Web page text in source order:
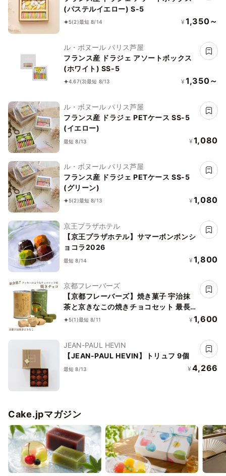
(パステルイエロー) S-5
5(2)最短 8/14 ¥ 1,350～
ル・ボヌール パリス芦屋
フランス産 ドラジェ アソートボックス
(ホワイト) SS-5
4.67(3)最短 8/13 ¥ 1,350～
ル・ボヌール パリス芦屋
フランス産 ドラジェ PETケース SS-5
(イエロー)
最短 8/13 ¥ 1,080
ル・ボヌール パリス芦屋
フランス産 ドラジェ PETケース SS-5
(グリーン)
5(2)最短 8/13 ¥ 1,080
京王プラザホテル
【京王プラザホテル】サマーボンボンシ
ョコラ2026
最短 8/14 ¥ 1,800
京都フレーバーズ
【京都フレーバーズ】焼き菓子 宇治抹
茶と京きなこの焼きチョコセット 最長
５年保存 誕生日プレゼント 贈り物 お中
5(1)最短 8/11 ¥ 1,600
JEAN-PAUL HEVIN
【JEAN-PAUL HEVIN】トリュフ 9個
最短 8/13 ¥ 4,266
Cake.jpマガジン